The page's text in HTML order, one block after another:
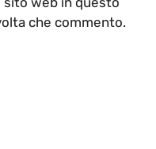
che commento.